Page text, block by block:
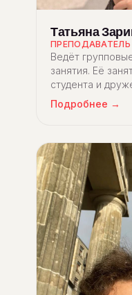
Татьяна
ПРЕПОДАВАТЕЛЬ
Ведёт
занятия. Её
студента и
Подробнее →